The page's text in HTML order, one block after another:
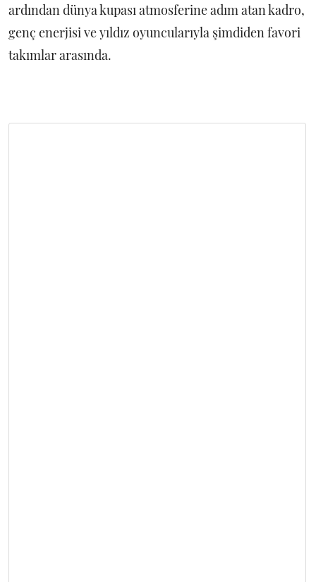
ardından dünya kupası atmosferine adım atan kadro,
genç enerjisi ve yıldız oyuncularıyla şimdiden favori
takımlar arasında.